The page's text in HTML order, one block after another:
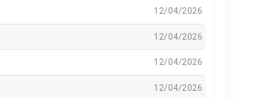
12/04/2026
12/04/2026
12/04/2026
12/04/2026